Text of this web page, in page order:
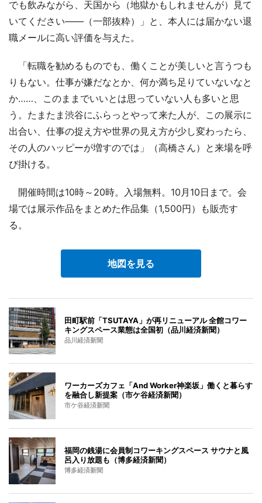
でも飲みながら、天国から（地獄かもしれませんが）見て
いてください――（一部抜粋）」と、本人には届かない退
職メールに高い評価を与えた。
「転職を勧めるものでも、働くことが美しいと言うつも
りもない。仕事が嫌だなとか、何か満ち足りていないなと
か……、このままでいいとは思っていない人も多いと思
う。たまたま渋谷にふらっとやって来た人が、この展示に
出合い、仕事の捉え方や世界の見え方が少し変わったら、
その人のハッピーが増すのでは」（高橋さん）と来場を呼
び掛ける。
開催時間は10時～20時。入場無料。10月10日まで。会
場では展示作品をまとめた作品集（1,500円）も販売す
る。
地図を見る
田町駅前「TSUTAYA」が再リニューアル 全館コワー
キングスペース業態は全国初（品川経済新聞）
品川経済新聞
ワーカーズカフェ「And Worker神楽坂」働くと暮らす
を融合し新提案（市ケ谷経済新聞）
市ケ谷経済新聞
福岡の銭湯に会員制コワーキングスペース サウナと風
呂入り放題も（博多経済新聞）
博多経済新聞